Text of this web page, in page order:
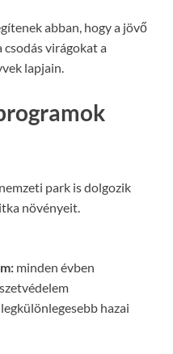
abban, hogy a jövő
csodás virágokat a
lapjain.
park is dolgozik
növényeit.
minden évben
hazai